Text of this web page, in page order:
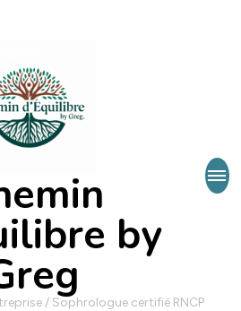
by
/ Sophrologue certifié RNCP